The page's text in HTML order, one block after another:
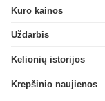
Kuro kainos
Uždarbis
Kelionių istorijos
Krepšinio naujienos